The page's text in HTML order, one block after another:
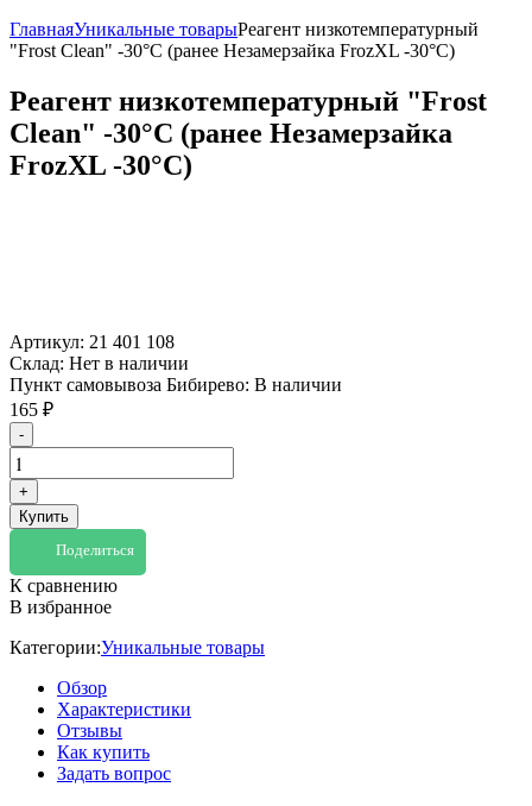
ГлавнаяУникальные товарыРеагент низкотемпературный
"Frost Clean" -30°C (ранее Незамерзайка FrozXL -30°C)
Реагент низкотемпературный "Frost
Clean" -30°C (ранее Незамерзайка
FrozXL -30°C)
Артикул: 21 401 108
Склад: Нет в наличии
Пункт самовывоза Бибирево: В наличии
165 ₽
-
+
Купить
Поделиться
К сравнению
В избранное
Категории:Уникальные товары
Обзор
Характеристики
Отзывы
Как купить
Задать вопрос